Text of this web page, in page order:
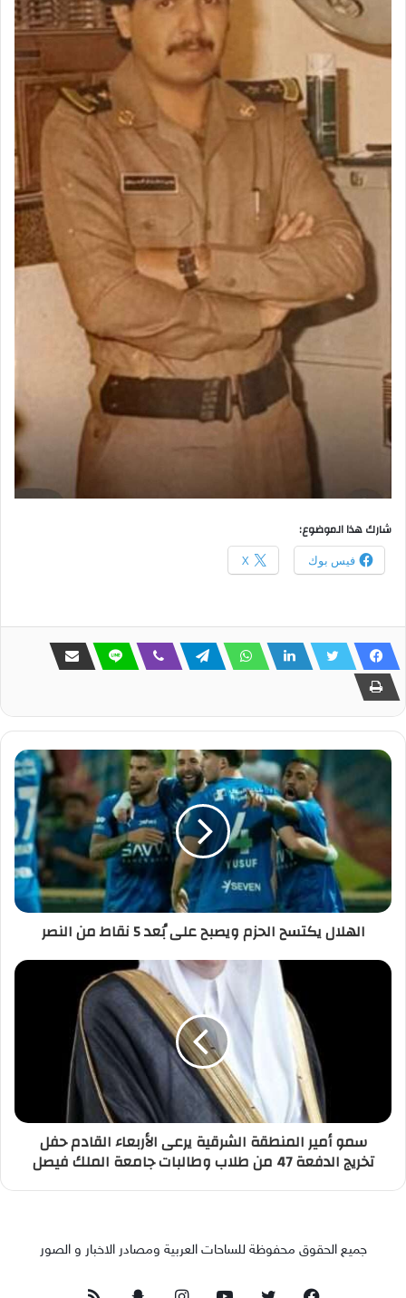
شارك هذا الموضوع:
فيس بوك X
الهلال يكتسح الحزم ويصبح على بُعد 5 نقاط من النصر
سمو أمير المنطقة الشرقية يرعى الأربعاء القادم حفل
تخريج الدفعة 47 من طلاب وطالبات جامعة الملك فيصل
جميع الحقوق محفوظة للساحات العربية ومصادر الاخبار و الصور